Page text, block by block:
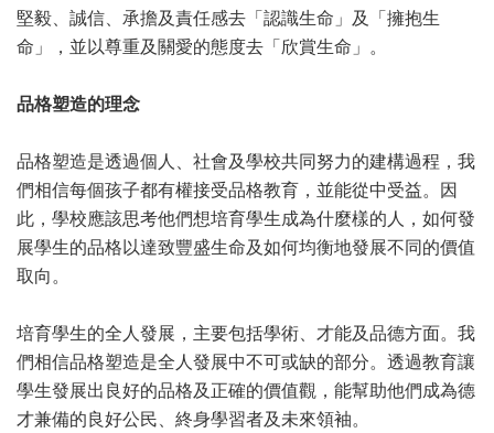
堅毅、誠信、承擔及責任感去「認識生命」及「擁抱生
命」，並以尊重及關愛的態度去「欣賞生命」。
品格塑造的理念
品格塑造是透過個人、社會及學校共同努力的建構過程，我
們相信每個孩子都有權接受品格教育，並能從中受益。因
此，學校應該思考他們想培育學生成為什麼樣的人，如何發
展學生的品格以達致豐盛生命及如何均衡地發展不同的價值
取向。
培育學生的全人發展，主要包括學術、才能及品德方面。我
們相信品格塑造是全人發展中不可或缺的部分。透過教育讓
學生發展出良好的品格及正確的價值觀，能幫助他們成為德
才兼備的良好公民、終身學習者及未來領袖。